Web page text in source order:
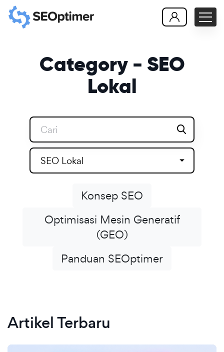
Category - SEO
Lokal
SEO Lokal
Konsep SEO
Optimisasi Mesin Generatif
(GEO)
Panduan SEOptimer
Artikel Terbaru